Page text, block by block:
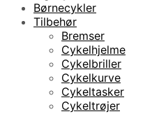
Børnecykler
Tilbehør
Bremser
Cykelhjelme
Cykelbriller
Cykelkurve
Cykeltasker
Cykeltrøjer